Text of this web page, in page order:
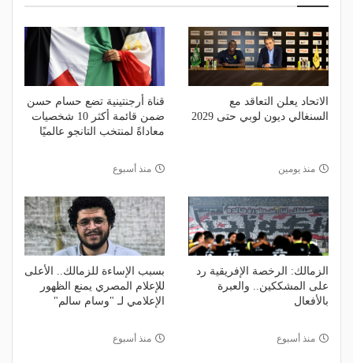
الاتحاد يعلن التعاقد مع
السنغالي ديون لوبي حتى 2029
منذ يومين
قناة أرجنتينية تضع حسام حسن
ضمن قائمة أكثر 10 شخصيات
معاداةً لمنتخب التانجو عالميًا
منذ أسبوع
الزمالك: الرخصة الإفريقية رد
على المشككين.. والعبرة
بالأفعال
منذ أسبوع
بسبب الإساءة للزمالك.. الأعلى
للإعلام المصري يمنع الظهور
الإعلامي لـ "وسام سالم"
منذ أسبوع